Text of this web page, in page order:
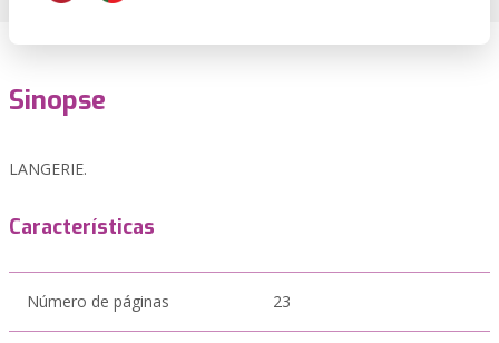
Sinopse
LANGERIE.
Características
Número de páginas 23